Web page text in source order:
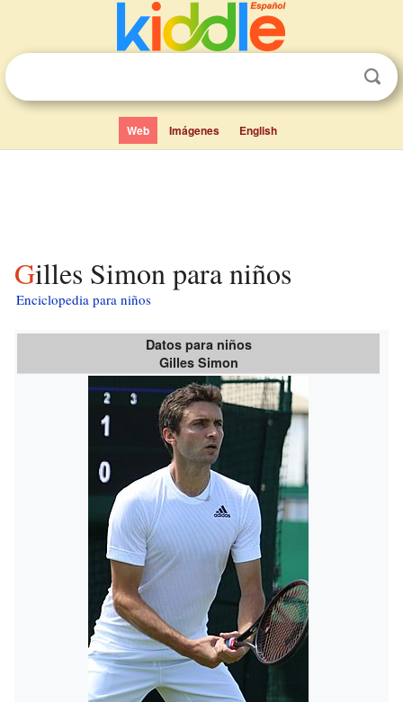
Web Imágenes English
Gilles Simon para niños
Enciclopedia para niños
Datos para niños
Gilles Simon